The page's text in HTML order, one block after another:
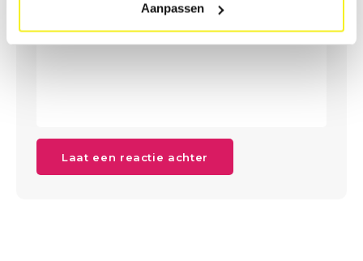
Aanpassen
Laat een reactie achter